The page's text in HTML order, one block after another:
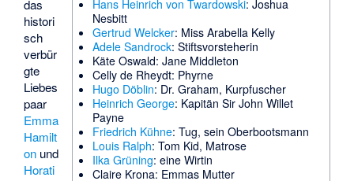
Hans Heinrich von Twardowski: Joshua
Nesbitt
Gertrud Welcker: Miss Arabella Kelly
Adele Sandrock: Stiftsvorsteherin
Käte Oswald: Jane Middleton
Celly de Rheydt: Phyrne
Hugo Döblin: Dr. Graham, Kurpfuscher
Heinrich George: Kapitän Sir John Willet
Payne
Friedrich Kühne: Tug, sein Oberbootsmann
Louis Ralph: Tom Kid, Matrose
Ilka Grüning: eine Wirtin
Claire Krona: Emmas Mutter
das
histori
sch
verbür
gte
Liebes
paar
Emma
Hamilt
on und
Horati